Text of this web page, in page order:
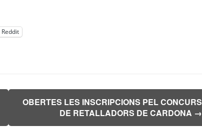
Reddit
OBERTES LES INSCRIPCIONS PEL CONCURS
DE RETALLADORS DE CARDONA →